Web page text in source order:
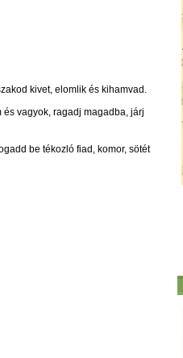
kivet, elomlik és kihamvad.
vagyok, ragadj magadba, járj
be tékozló fiad, komor, sötét